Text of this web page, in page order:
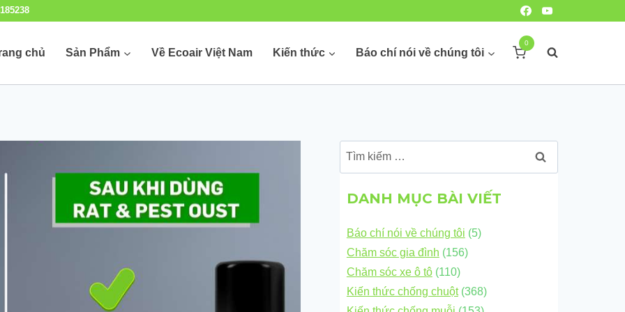
chủ Sản Phẩm Về Ecoair Việt Nam Kiến thức Báo chí nói về chúng tôi
0
Tìm
kiếm
cho:
DANH MỤC BÀI VIẾT
Báo chí nói về chúng tôi (5)
Chăm sóc gia đình (156)
Chăm sóc xe ô tô(110)
Kiến thức chống chuột(368)